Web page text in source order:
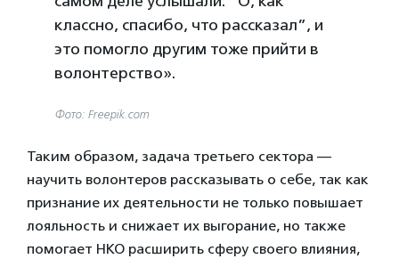
классно, спасибо, что рассказал”, и
это помогло другим тоже прийти в
волонтерство».
Фото: Freepik.com
Таким образом, задача третьего сектора —
научить волонтеров рассказывать о себе, так как
признание их деятельности не только повышает
лояльность и снижает их выгорание, но также
помогает НКО расширить сферу своего влияния,